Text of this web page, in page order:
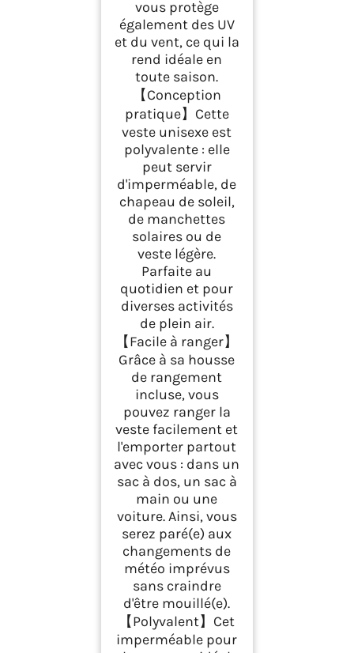
vous protège
également des UV
et du vent, ce qui la
rend idéale en
toute saison.
【Conception
pratique】Cette
veste unisexe est
polyvalente : elle
peut servir
d'imperméable, de
chapeau de soleil,
de manchettes
solaires ou de
veste légère.
Parfaite au
quotidien et pour
diverses activités
de plein air.
【Facile à ranger】
Grâce à sa housse
de rangement
incluse, vous
pouvez ranger la
veste facilement et
l'emporter partout
avec vous : dans un
sac à dos, un sac à
main ou une
voiture. Ainsi, vous
serez paré(e) aux
changements de
météo imprévus
sans craindre
d'être mouillé(e).
【Polyvalent】Cet
imperméable pour